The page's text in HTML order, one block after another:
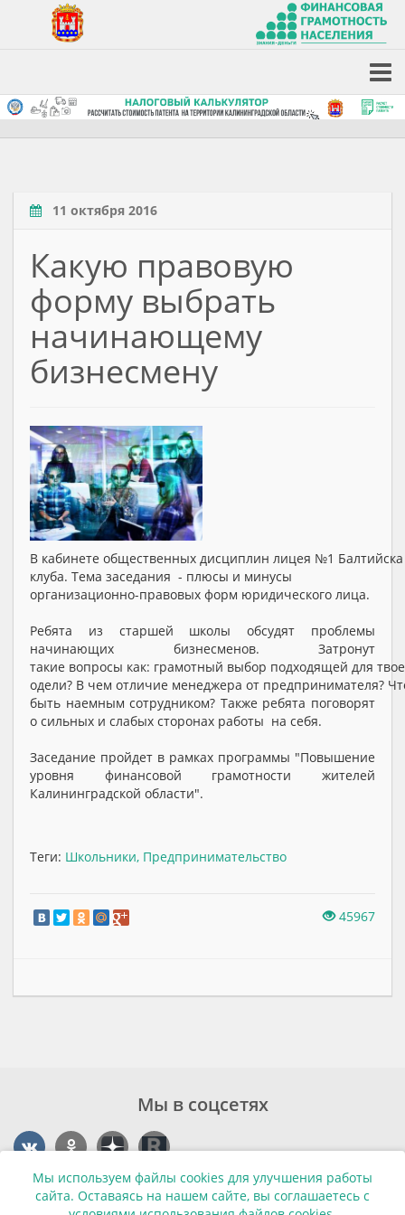
11 октября 2016
Какую правовую
форму выбрать
начинающему
бизнесмену
В кабинете общественных дисциплин лицея №1
клуба. Тема заседания - плюсы и минусы
организационно-правовых форм юридического лица.
Ребята из старшей школы обсудят проблемы
начинающих бизнесменов. Затронут
такие вопросы как: грамотный выбор подходящей для
одели? В чем отличие менеджера от предпринимателя?
быть наемным сотрудником? Также ребята поговорят
о сильных и слабых сторонах работы на себя.
Заседание пройдет в рамках программы "Повышение
уровня финансовой грамотности жителей
Калининградской области".
Теги: Школьники, Предпринимательство
45967
Мы используем файлы cookies для улучшения работы
сайта. Оставаясь на нашем сайте, вы соглашаетесь с
Мы в соцсетях
Контакты